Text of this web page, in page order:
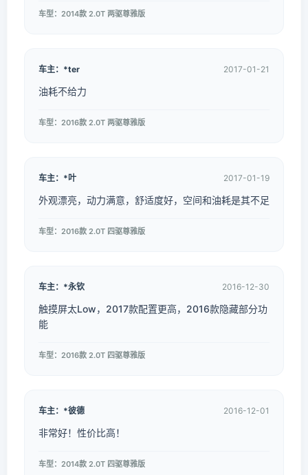
车型：2014款 2.0T 两驱尊雅版
车主：*ter 2017-01-21
油耗不给力
车型：2016款 2.0T 两驱尊雅版
车主：*叶 2017-01-19
外观漂亮，动力满意，舒适度好，空间和油耗是其不足
车型：2016款 2.0T 四驱尊雅版
车主：*永钦 2016-12-30
触摸屏太Low，2017款配置更高，2016款隐藏部分功
能
车型：2016款 2.0T 四驱尊雅版
车主：*彼德 2016-12-01
非常好！性价比高！
车型：2014款 2.0T 四驱尊雅版